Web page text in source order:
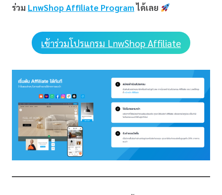
ร่วม LnwShop Affiliate Programได้เลย
เข้าร่วมโปรแกรม LnwShop Affiliate